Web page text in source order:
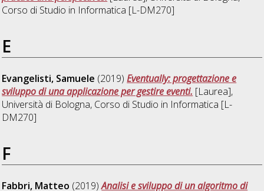
Corso di Studio in Informatica [L-DM270]
E
Evangelisti, Samuele (2019)Eventually: progettazione e
sviluppo di una applicazione per gestire eventi. [Laurea],
Università di Bologna, Corso di Studio in Informatica [L-
DM270]
F
Fabbri, Matteo (2019)Analisi e sviluppo di un algoritmo di